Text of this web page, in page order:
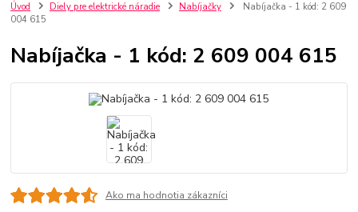
Úvod Diely pre elektrické náradie Nabíjačky
Nabíjačka - 1 kód: 2 609
004 615
Nabíjačka - 1 kód: 2 609 004 615
Ako ma hodnotia zákazníci